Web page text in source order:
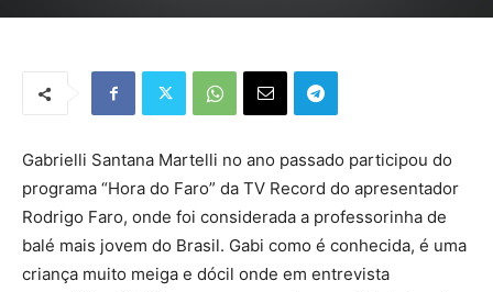
Gabrielli Santana Martelli no ano passado participou do
programa “Hora do Faro” da TV Record do apresentador
Rodrigo Faro, onde foi considerada a professorinha de
balé mais jovem do Brasil. Gabi como é conhecida, é uma
criança muito meiga e dócil onde em entrevista